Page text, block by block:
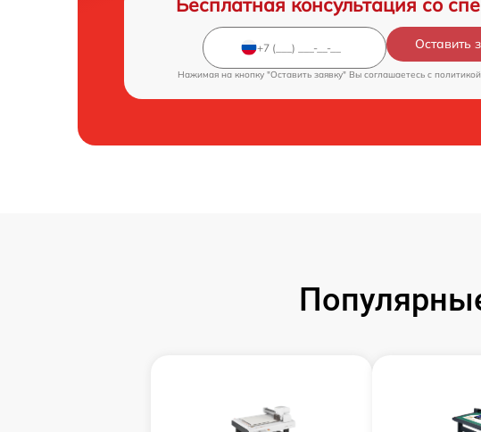
Бесплатная консультация со
Оставить
Нажимая на кнопку "Оставить заявку" Вы соглашаетесь c